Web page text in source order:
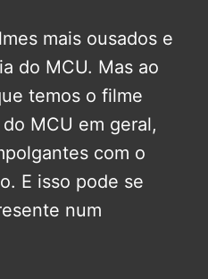
mais ousados e
do MCU. Mas ao
temos o filme
MCU em geral,
com o
E isso pode se
num